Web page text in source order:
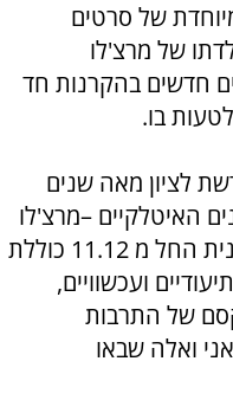
של סרטים
של מרצ'לו
חדשים בהקרנות חד
בו.
לציון מאה שנים
האיטלקיים –מרצ'לו
התוכנית החל מ 11.12 כוללת
תיעודיים ועכשוויים,
של התרבות
ואלה שבאו